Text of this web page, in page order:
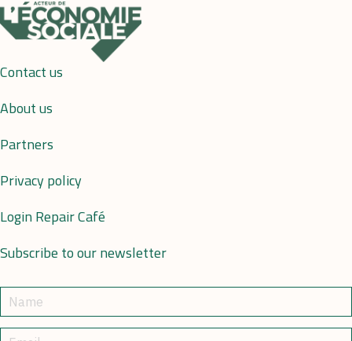
Contact us
About us
Partners
Privacy policy
Login Repair Café
Subscribe to our newsletter